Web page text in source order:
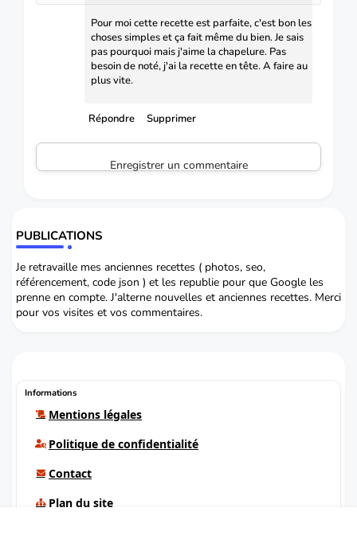
Pour moi cette recette est parfaite, c'est bon les
choses simples et ça fait même du bien. Je sais
pas pourquoi mais j'aime la chapelure. Pas
besoin de noté, j'ai la recette en tête. A faire au
plus vite.
Répondre Supprimer
Enregistrer un commentaire
PUBLICATIONS
Je retravaille mes anciennes recettes ( photos, seo,
référencement, code json ) et les republie pour que Google les
prenne en compte. J'alterne nouvelles et anciennes recettes. Merci
pour vos visites et vos commentaires.
Informations
Mentions légales
Politique de confidentialité
Contact
Plan du site